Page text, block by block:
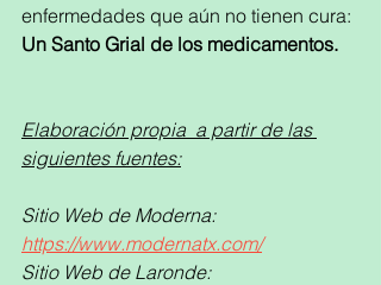
enfermedades que aún no tienen cura:
Un Santo Grial de los medicamentos.
Elaboración propia  a partir de las
siguientes fuentes:
Sitio Web de Moderna:
https://www.modernatx.com/
Sitio Web de Laronde: